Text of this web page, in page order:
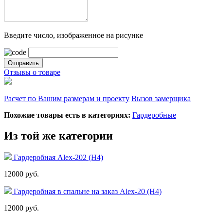
Введите число, изображенное на рисунке
Отзывы о товаре
Расчет по Вашим размерам и проекту Вызов замерщика
Похожие товары есть в категориях: Гардеробные
Из той же категории
Гардеробная Alex-202 (Н4)
12000 руб.
Гардеробная в спальне на заказ Alex-20 (Н4)
12000 руб.